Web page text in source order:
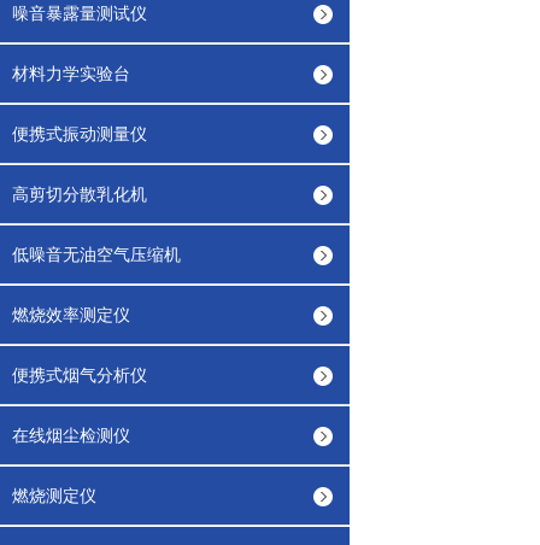
噪音暴露量测试仪
材料力学实验台
便携式振动测量仪
高剪切分散乳化机
低噪音无油空气压缩机
燃烧效率测定仪
便携式烟气分析仪
在线烟尘检测仪
燃烧测定仪